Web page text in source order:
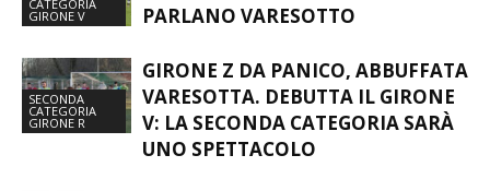
CATEGORIA
GIRONE V
PARLANO VARESOTTO
SECONDA
CATEGORIA
GIRONE R
GIRONE Z DA PANICO, ABBUFFATA
VARESOTTA. DEBUTTA IL GIRONE
V: LA SECONDA CATEGORIA SARÀ
UNO SPETTACOLO